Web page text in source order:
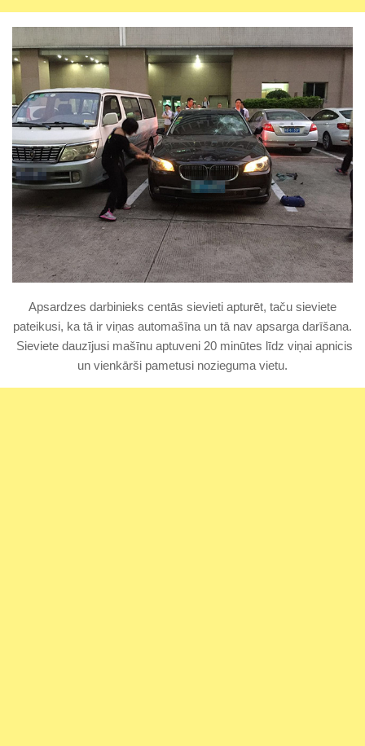
Apsardzes darbinieks centās sievieti apturēt, taču sieviete
pateikusi, ka tā ir viņas automašīna un tā nav apsarga darīšana.
Sieviete dauzījusi mašīnu aptuveni 20 minūtes līdz viņai apnicis
un vienkārši pametusi nozieguma vietu.